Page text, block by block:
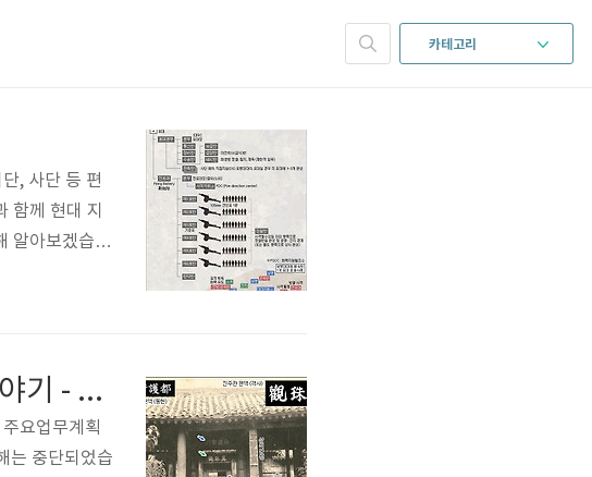
카테고리
, 사단 등 편
함께 현대 지
알아보겠습니
포대(砲隊,
강원도 삼척시 삼척도호부 객사 및 동헌 복원 이야기 - 상편
요업무계획
는 중단되었습